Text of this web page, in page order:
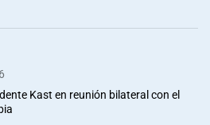
Kast en reunión bilateral con el